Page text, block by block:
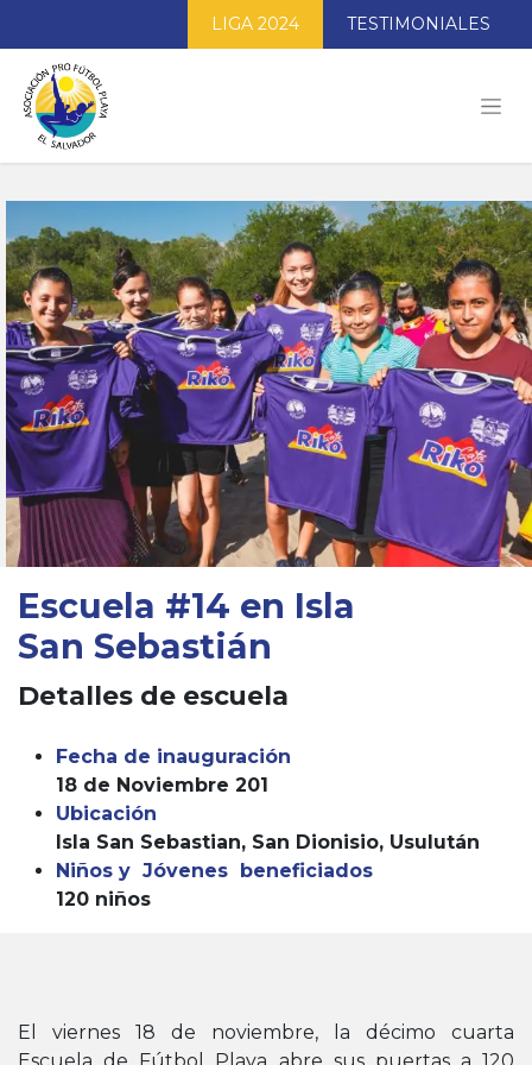
LIGA 2024 TESTIMONIALES
Escuela #14 en Isla
San Sebastián
Detalles de escuela
Fecha de inauguración
18 de Noviembre 201
Ubicación
Isla San Sebastian, San Dionisio, Usulután
Niños y Jóvenes beneficiados
120 niños
El viernes 18 de noviembre, la décimo cuarta